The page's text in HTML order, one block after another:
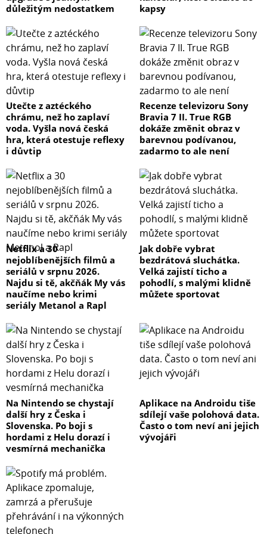
Barva: černá
Rozměry: 440 x 330 x 44 mm
Obsah balení
1x switch
1x napájecí kabel
1x montážní držák
1x sada gumových nožiček a šroubků
důležitým nedostatkem
kapsy
Utečte z aztéckého
chrámu, než ho zaplaví
voda. Vyšla nová česká
hra, která otestuje reflexy
i důvtip
Recenze televizoru Sony
Bravia 7 II. True RGB
dokáže změnit obraz v
barevnou podívanou,
zadarmo to ale není
Netflix a 30
nejoblíbenějších filmů a
seriálů v srpnu 2026.
Najdu si tě, akčňák My vás
naučíme nebo krimi
seriály Metanol a Rapl
Jak dobře vybrat
bezdrátová sluchátka.
Velká zajistí ticho a
pohodlí, s malými klidně
můžete sportovat
Na Nintendo se chystají
další hry z Česka i
Slovenska. Po boji s
hordami z Helu dorazí i
vesmírná mechanička
Aplikace na Androidu tiše
sdílejí vaše polohová data.
Často o tom neví ani jejich
vývojáři